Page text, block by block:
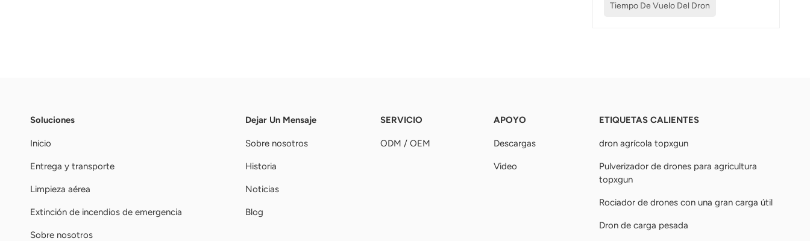
Tiempo De Vuelo Del Dron
Soluciones
Inicio
Entrega y transporte
Limpieza aérea
Extinción de incendios de emergencia
Sobre nosotros
Dejar Un Mensaje
Sobre nosotros
Historia
Noticias
Blog
SERVICIO
ODM / OEM
APOYO
Descargas
Video
ETIQUETAS CALIENTES
dron agrícola topxgun
Pulverizador de drones para agricultura
topxgun
Rociador de drones con una gran carga útil
Dron de carga pesada